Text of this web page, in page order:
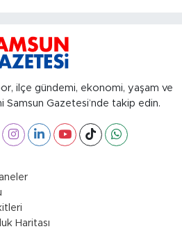
ilçe gündemi, ekonomi, yaşam ve
Samsun Gazetesi’nde takip edin.
Haritası